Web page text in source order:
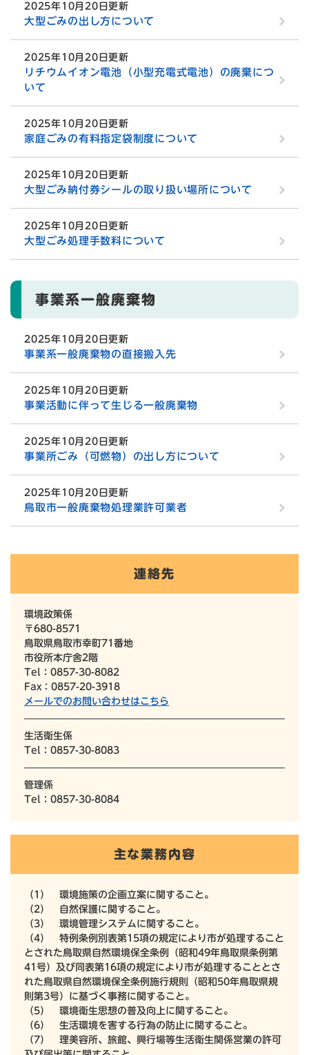
2025年10月20日更新
大型ごみの出し方について
2025年10月20日更新
リチウムイオン電池（小型充電式電池）の廃棄につ
いて
2025年10月20日更新
家庭ごみの有料指定袋制度について
2025年10月20日更新
大型ごみ納付券シールの取り扱い場所について
2025年10月20日更新
大型ごみ処理手数料について
事業系一般廃棄物
2025年10月20日更新
事業系一般廃棄物の直接搬入先
2025年10月20日更新
事業活動に伴って生じる一般廃棄物
2025年10月20日更新
事業所ごみ（可燃物）の出し方について
2025年10月20日更新
鳥取市一般廃棄物処理業許可業者
連絡先
環境政策係
〒680-8571
鳥取県鳥取市幸町71番地
市役所本庁舎2階
Tel：0857-30-8082
Fax：0857-20-3918
メールでのお問い合わせはこちら
生活衛生係
Tel：0857-30-8083
管理係
Tel：0857-30-8084
主な業務内容
（1） 環境施策の企画立案に関すること。
（2） 自然保護に関すること。
（3） 環境管理システムに関すること。
（4） 特例条例別表第15項の規定により市が処理すること
とされた鳥取県自然環境保全条例（昭和49年鳥取県条例第
41号）及び同表第16項の規定により市が処理することとさ
れた鳥取県自然環境保全条例施行規則（昭和50年鳥取県規
則第3号）に基づく事務に関すること。
（5） 環境衛生思想の普及向上に関すること。
（6） 生活環境を害する行為の防止に関すること。
（7） 理美容所、旅館、興行場等生活衛生関係営業の許可